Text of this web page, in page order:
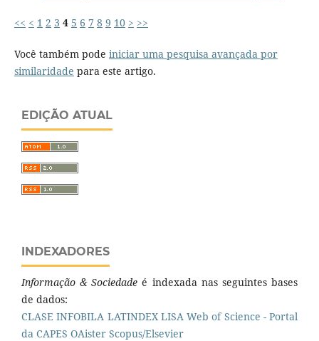
<< < 1 2 3 4 5 6 7 8 9 10 > >>
Você também pode iniciar uma pesquisa avançada por
similaridade para este artigo.
EDIÇÃO ATUAL
INDEXADORES
Informação & Sociedadeé indexada nas seguintes bases
de dados:
CLASE INFOBILA LATINDEX LISA Web of Science - Portal
da CAPES OAister Scopus/Elsevier